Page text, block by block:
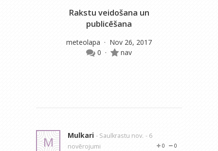
Rakstu veidošana un
publicēšana
meteolapa · Nov 26, 2017
0 · nav
M Mulkari - Saulkrastu nov. - 6
novērojumi
0
0